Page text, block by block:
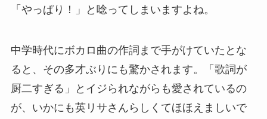
「やっぱり！」と唸ってしまいますよね。
中学時代にボカロ曲の作詞まで手がけていたとな
ると、その多才ぶりにも驚かされます。「歌詞が
厨二すぎる」とイジられながらも愛されているの
が、いかにも英リサさんらしくてほほえましいで